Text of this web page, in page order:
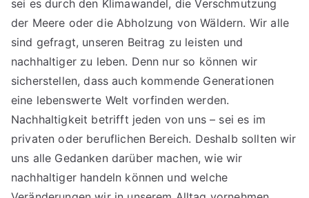
sei es durch den Klimawandel, die Verschmutzung
der Meere oder die Abholzung von Wäldern. Wir alle
sind gefragt, unseren Beitrag zu leisten und
nachhaltiger zu leben. Denn nur so können wir
sicherstellen, dass auch kommende Generationen
eine lebenswerte Welt vorfinden werden.
Nachhaltigkeit betrifft jeden von uns – sei es im
privaten oder beruflichen Bereich. Deshalb sollten wir
uns alle Gedanken darüber machen, wie wir
nachhaltiger handeln können und welche